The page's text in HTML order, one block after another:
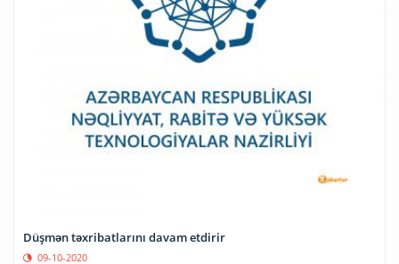
Düşmən təxribatlarını davam etdirir
09-10-2020